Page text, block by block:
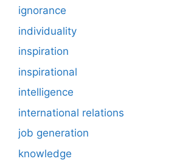
ignorance
individuality
inspiration
inspirational
intelligence
international relations
job generation
knowledge